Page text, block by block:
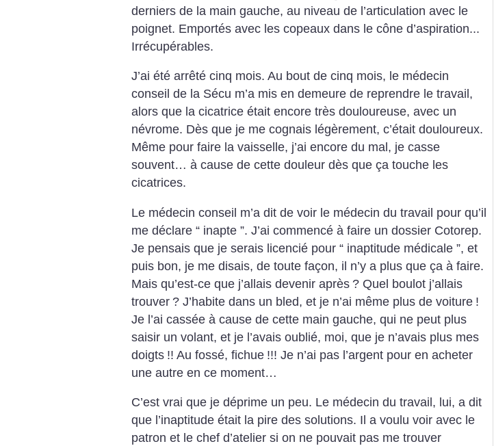
derniers de la main gauche, au niveau de l’articulation avec le
poignet. Emportés avec les copeaux dans le cône d’aspiration...
Irrécupérables.
J’ai été arrêté cinq mois. Au bout de cinq mois, le médecin
conseil de la Sécu m’a mis en demeure de reprendre le travail,
alors que la cicatrice était encore très douloureuse, avec un
névrome. Dès que je me cognais légèrement, c’était douloureux.
Même pour faire la vaisselle, j’ai encore du mal, je casse
souvent… à cause de cette douleur dès que ça touche les
cicatrices.
Le médecin conseil m’a dit de voir le médecin du travail pour qu’il
me déclare “ inapte ”. J’ai commencé à faire un dossier Cotorep.
Je pensais que je serais licencié pour “ inaptitude médicale ”, et
puis bon, je me disais, de toute façon, il n’y a plus que ça à faire.
Mais qu’est-ce que j’allais devenir après ? Quel boulot j’allais
trouver ? J’habite dans un bled, et je n’ai même plus de voiture !
Je l’ai cassée à cause de cette main gauche, qui ne peut plus
saisir un volant, et je l’avais oublié, moi, que je n’avais plus mes
doigts !! Au fossé, fichue !!! Je n’ai pas l’argent pour en acheter
une autre en ce moment…
C’est vrai que je déprime un peu. Le médecin du travail, lui, a dit
que l’inaptitude était la pire des solutions. Il a voulu voir avec le
patron et le chef d’atelier si on ne pouvait pas me trouver